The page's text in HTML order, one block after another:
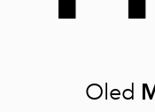
Oled